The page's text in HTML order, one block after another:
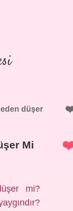
düşer
Mi
mi?